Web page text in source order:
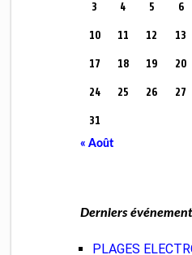
3 4 5 6
10 11 12 13
17 18 19 20
24 25 26 27
31
« Août
Derniers
PLAGES